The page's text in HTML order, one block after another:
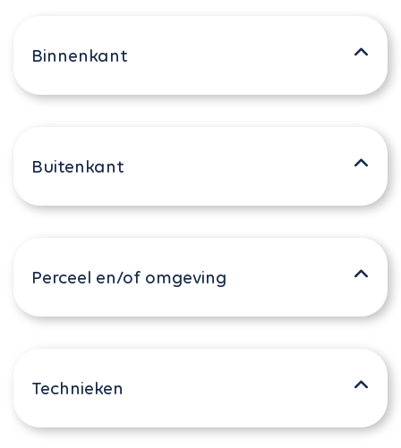
Binnenkant
Buitenkant
Perceel en/of omgeving
Technieken